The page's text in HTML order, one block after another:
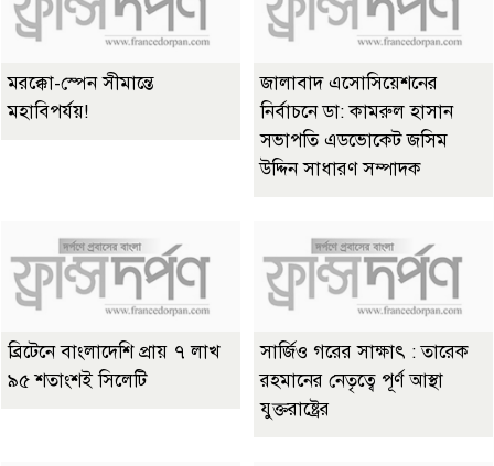
মরক্কো-স্পেন সীমান্তে
মহাবিপর্যয়!
জালাবাদ এসোসিয়েশনের
নির্বাচনে ডা: কামরুল হাসান
সভাপতি এডভোকেট জসিম
উদ্দিন সাধারণ সম্পাদক
ব্রিটেনে বাংলাদেশি প্রায় ৭ লাখ
৯৫ শতাংশই সিলেটি
সার্জিও গরের সাক্ষাৎ : তারেক
রহমানের নেতৃত্বে পূর্ণ আস্থা
যুক্তরাষ্ট্রের